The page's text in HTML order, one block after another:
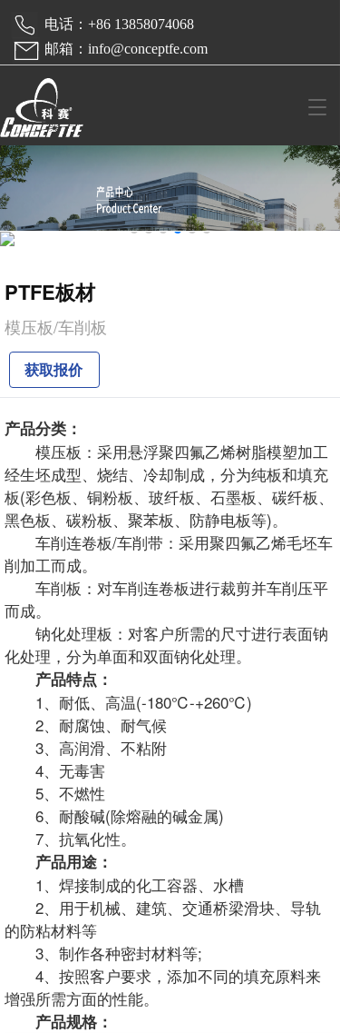
电话：+86 13858074068
邮箱：info@conceptfe.com
T
g
g
a
PTFE板材
模压板/车削板
获取报价
产品分类：
模压板：采用悬浮聚四氟乙烯树脂模塑加工
经生坯成型、烧结、冷却制成，分为纯板和填充
板(彩色板、铜粉板、玻纤板、石墨板、碳纤板、
黑色板、碳粉板、聚苯板、防静电板等)。
车削连卷板/车削带：采用聚四氟乙烯毛坯车
削加工而成。
车削板：对车削连卷板进行裁剪并车削压平
而成。
钠化处理板：对客户所需的尺寸进行表面钠
化处理，分为单面和双面钠化处理。
产品特点：
1、耐低、高温(-180℃-+260℃)
2、耐腐蚀、耐气候
3、高润滑、不粘附
4、无毒害
5、不燃性
6、耐酸碱(除熔融的碱金属)
7、抗氧化性。
产品用途：
1、焊接制成的化工容器、水槽
2、用于机械、建筑、交通桥梁滑块、导轨
的防粘材料等
3、制作各种密封材料等;
4、按照客户要求，添加不同的填充原料来
增强所需方面的性能。
产品规格：